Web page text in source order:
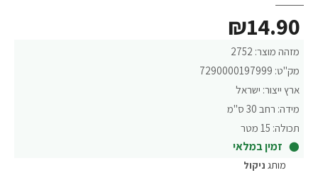
מזהה מוצר: 2752
מק"ט: 7290000197999
ארץ ייצור: ישראל
מידה: רחב 30 ס"מ
תכולה: 15 מטר
זמין במלאי
₪14.90
מותג ניקול